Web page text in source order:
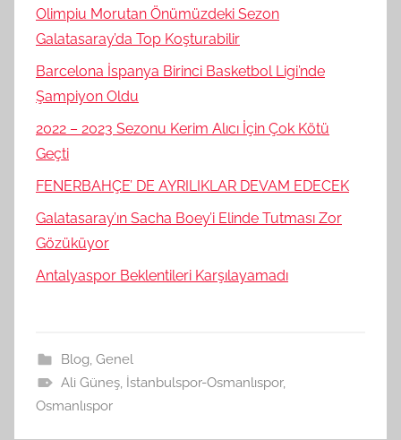
Olimpiu Morutan Önümüzdeki Sezon
Galatasaray’da Top Koşturabilir
Barcelona İspanya Birinci Basketbol Ligi’nde
Şampiyon Oldu
2022 – 2023 Sezonu Kerim Alıcı İçin Çok Kötü
Geçti
FENERBAHÇE’ DE AYRILIKLAR DEVAM EDECEK
Galatasaray’ın Sacha Boey’i Elinde Tutması Zor
Gözüküyor
Antalyaspor Beklentileri Karşılayamadı
Blog, Genel
Ali Güneş, İstanbulspor-Osmanlıspor,
Osmanlıspor